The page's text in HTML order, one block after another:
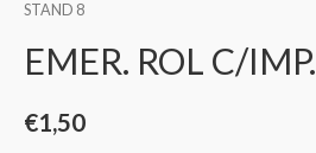
STAND 8
EMER. ROL C/
€1,50